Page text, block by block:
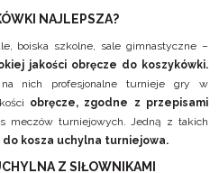
NAJLEPSZA?
boiska szkolne, sale gimnastyczne –
jakości obręcze do koszykówki.
nich profesjonalne turnieje gry w
obręcze, zgodne z przepisami
meczów turniejowych. Jedną z takich
do kosza uchylna turniejowa.
Z SIŁOWNIKAMI